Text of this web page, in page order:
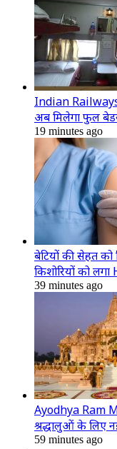
Indian Railways:
अब मिलेगा फुल
19 minutes ago
बेटियों की सेहत को
किशोरियों को लगा
39 minutes ago
Ayodhya Ram
श्रद्धालुओं के लिए
59 minutes ago